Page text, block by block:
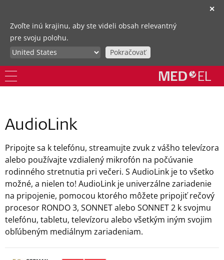
✕
Zvoľte inú krajinu, aby ste videli obsah relevantný
pre svoju polohu.
Pokračovať
AudioLink
Pripojte sa k telefónu, streamujte zvuk z vášho televízora
alebo používajte vzdialený mikrofón na počúvanie
rodinného stretnutia pri večeri. S AudioLink je to všetko
možné, a nielen to! AudioLink je univerzálne zariadenie
na pripojenie, pomocou ktorého môžete pripojiť rečový
procesor RONDO 3, SONNET alebo SONNET 2 k svojmu
telefónu, tabletu, televízoru alebo všetkým iným svojim
obľúbeným mediálnym zariadeniam.